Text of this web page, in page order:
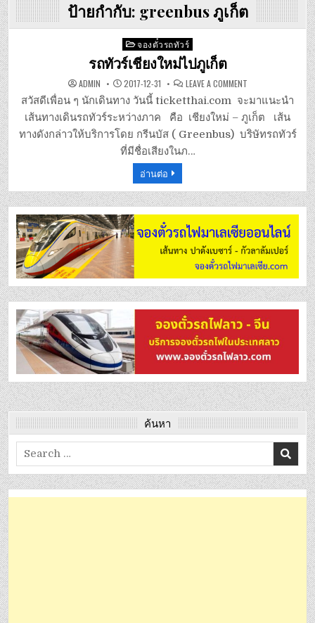
ป้ายกำกับ: greenbus ภูเก็ต
Posted
in
จองตั๋วรถทัวร์
รถทัวร์เชียงใหม่ไปภูเก็ต
ADMIN 2017-12-31 LEAVE A COMMENTON
ทัวร์
เชียงใหม่
ไป
ภูเก็ต
สวัสดีเพื่อน ๆ นักเดินทาง วันนี้ ticketthai.com จะมาแนะนำ
เส้นทางเดินรถทัวร์ระหว่างภาค คือ เชียงใหม่ – ภูเก็ต เส้น
ทางดังกล่าวให้บริการโดย กรีนบัส ( Greenbus) บริษัทรถทัวร์
ที่มีชื่อเสียงในภ…
อ่านต่อ
ค้นหา
Search
for: